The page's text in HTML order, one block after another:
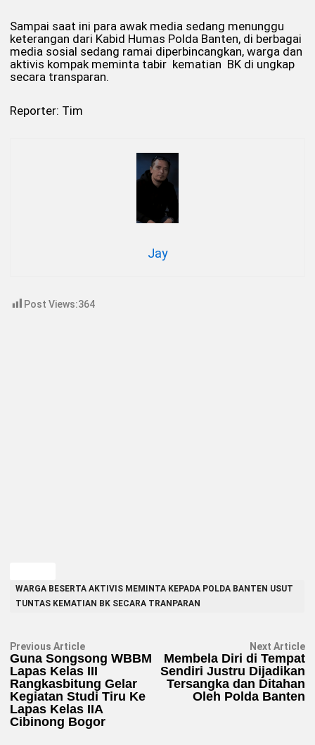
Sampai saat ini para awak media sedang menunggu
keterangan dari Kabid Humas Polda Banten, di berbagai
media sosial sedang ramai diperbincangkan, warga dan
aktivis kompak meminta tabir kematian BK di ungkap
secara transparan.
Reporter: Tim
Jay
Post Views:364
WARGA BESERTA AKTIVIS MEMINTA KEPADA POLDA BANTEN USUT
TUNTAS KEMATIAN BK SECARA TRANPARAN
Navigasi
pos
Previous ArticlePrevious
article:
Guna Songsong WBBM
Lapas Kelas III
Rangkasbitung Gelar
Kegiatan Studi Tiru Ke
Lapas Kelas IIA
Cibinong Bogor
Next Article
Membela Diri di Tempat
Sendiri Justru Dijadikan
Tersangka dan Ditahan
Oleh Polda Banten